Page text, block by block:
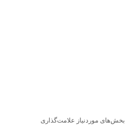
بخش‌های موردنیاز علامت‌گذاری